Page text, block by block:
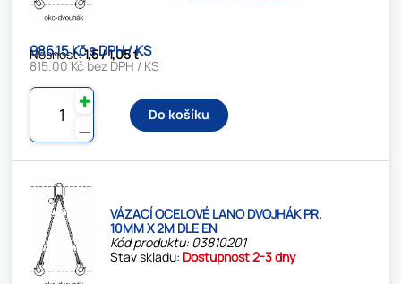
Nosnost:1,5 / 1,05 t
986.15 Kč s DPH / KS
815.00 Kč bez DPH / KS
⚊
✚
Do košíku
VÁZACÍ OCELOVÉ LANO DVOJHÁK PR.
10MM X 2M DLE EN
Kód produktu: 03810201
Stav skladu: Dostupnost 2-3 dny